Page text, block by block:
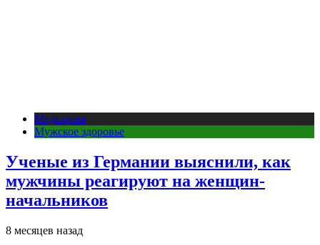
Медицина
Мужское здоровье
Ученые из Германии выяснили, как
мужчины реагируют на женщин-
начальников
8 месяцев назад